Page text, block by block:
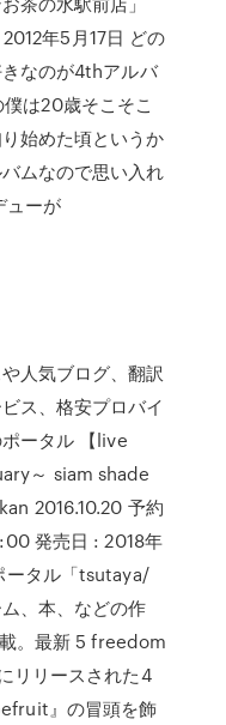
年5月17日 どの
なのが4thアルバ
は20歳そこそこ
始めた頃というか
ムなので思い入れ
ューが
人気ブログ、翻訳
ス、格安プロバイ
ータル 【live
～ siam shade
2016.10.20 予約
発売日 : 2018年
ータル「tsutaya/
、本、などの作
。最新 5 freedom
リリースされた4
』の冒頭を飾